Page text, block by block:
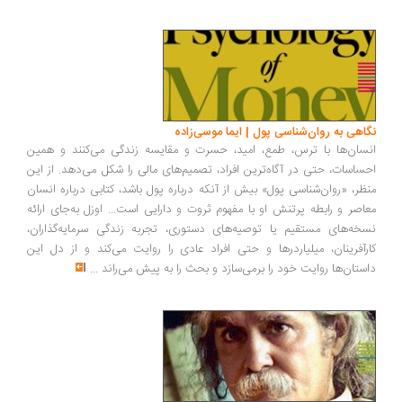
به روان‌شناسی پول | ایما موسی‌زاده
با ترس، طمع، امید، حسرت و مقایسه زندگی می‌کنند و همین
حتی در آگاه‌ترین افراد، تصمیم‌های مالی را شکل می‌دهد. از این
«روان‌شناسی پول» بیش از آنکه درباره پول باشد، کتابی درباره انسان
و رابطه پرتنش او با مفهوم ثروت و دارایی است... اوزل به‌جای ارائه
مستقیم یا توصیه‌های دستوری، تجربه زندگی سرمایه‌گذاران،
میلیاردرها و حتی افراد عادی را روایت می‌کند و از دل این
روایت خود را برمی‌سازد و بحث را به پیش می‌راند ...